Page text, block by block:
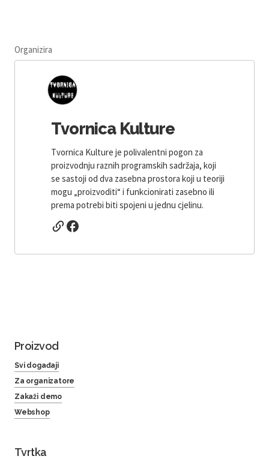
Organizira
Tvornica Kulture
Tvornica Kulture je polivalentni pogon za
proizvodnju raznih programskih sadržaja, koji
se sastoji od dva zasebna prostora koji u teoriji
mogu „proizvoditi“ i funkcionirati zasebno ili
prema potrebi biti spojeni u jednu cjelinu.
Proizvod
Svi događaji
Za organizatore
Zakaži demo
Webshop
Tvrtka